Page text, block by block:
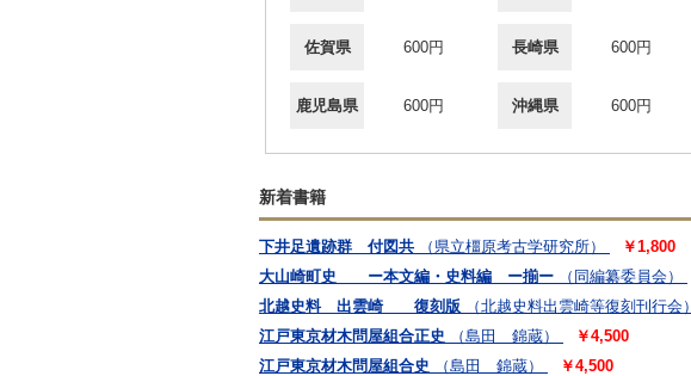
佐賀県 600円 長崎県 600円
鹿児島県 600円 沖縄県 600円
新着書籍
下井足遺跡群 付図共 （県立橿原考古学研究所）
￥1,800
大山崎町史 ー本文編・史料編 ー揃ー
（同編纂委員会）
北越史料 出雲崎 復刻版
（北越史料出雲崎等復刻刊行会）
江戸東京材木問屋組合正史
（島田 錦蔵）
￥4,500
江戸東京材木問屋組合史
（島田 錦蔵）
￥4,500